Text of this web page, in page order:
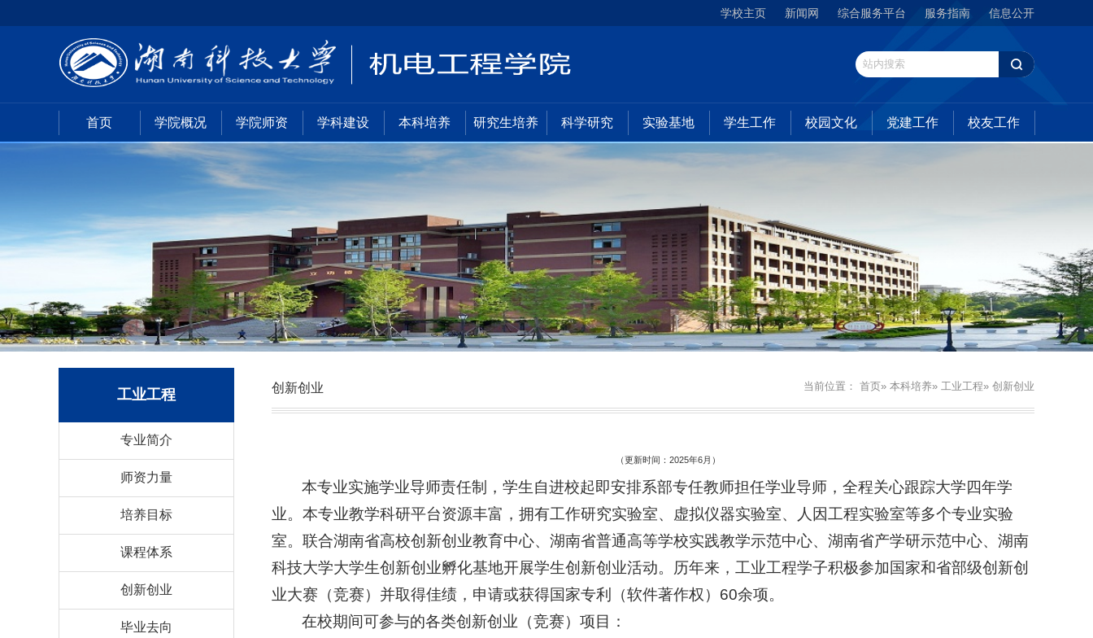
学校主页 新闻网 综合服务平台 服务指南 信息公开
首页 学院概况 学院师资 学科建设 本科培养 研究生培养 科学研究 实验基地 学生工作 校园文化 党建工作 校友工作
工业工程
专业简介
师资力量
培养目标
课程体系
创新创业
毕业去向
当前位置： 首页» 本科培养» 工业工程» 创新创业
创新创业
（更新时间：2025年6月）
本专业实施学业导师责任制，学生自进校起即安排系部专任教师担任学业导师，全程关心跟踪大学四年学
业。本专业教学科研平台资源丰富，拥有工作研究实验室、虚拟仪器实验室、人因工程实验室等多个专业实验
室。联合湖南省高校创新创业教育中心、湖南省普通高等学校实践教学示范中心、湖南省产学研示范中心、湖南
科技大学大学生创新创业孵化基地开展学生创新创业活动。历年来，工业工程学子积极参加国家和省部级创新创
业大赛（竞赛）并取得佳绩，申请或获得国家专利（软件著作权）60余项。
在校期间可参与的各类创新创业（竞赛）项目：